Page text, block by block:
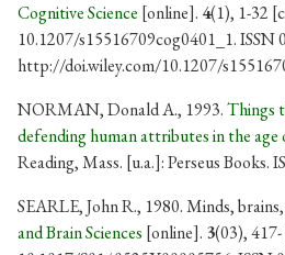
Cognitive Science [online]. 4(1), 1-32
10.1207/s15516709cog0401_1. ISSN
http://doi.wiley.com/10.1207/
NORMAN, Donald A., 1993.Things
defending human attributes in the age
Reading, Mass. [u.a.]: Perseus Books.
SEARLE, John R., 1980. Minds,
and Brain Sciences [online]. 3(03),